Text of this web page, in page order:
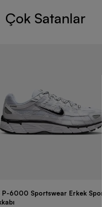
Çok Satanlar
P-6000 Sportswear Erkek Spor